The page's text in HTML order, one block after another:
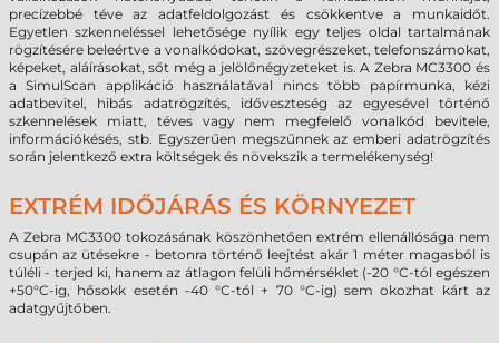
precízebbé téve az adatfeldolgozást és csökkentve a munkaidőt.
Egyetlen szkenneléssel lehetősége nyílik egy teljes oldal tartalmának
rögzítésére beleértve a vonalkódokat, szövegrészeket, telefonszámokat,
képeket, aláírásokat, sőt még a jelölőnégyzeteket is. A Zebra MC3300 és
a SimulScan applikáció használatával nincs több papírmunka, kézi
adatbevitel, hibás adatrögzítés, időveszteség az egyesével történő
szkennelések miatt, téves vagy nem megfelelő vonalkód bevitele,
információkésés, stb. Egyszerűen megszűnnek az emberi adatrögzítés
során jelentkező extra költségek és növekszik a termelékenység!
EXTRÉM IDŐJÁRÁS ÉS KÖRNYEZET
A Zebra MC3300 tokozásának köszönhetően extrém ellenállósága nem
csupán az ütésekre - betonra történő leejtést akár 1 méter magasból is
túléli - terjed ki, hanem az átlagon felüli hőmérséklet (-20 °C-tól egészen
+50°C-ig, hősokk esetén -40 °C-tól + 70 °C-ig) sem okozhat kárt az
adatgyűjtőben.